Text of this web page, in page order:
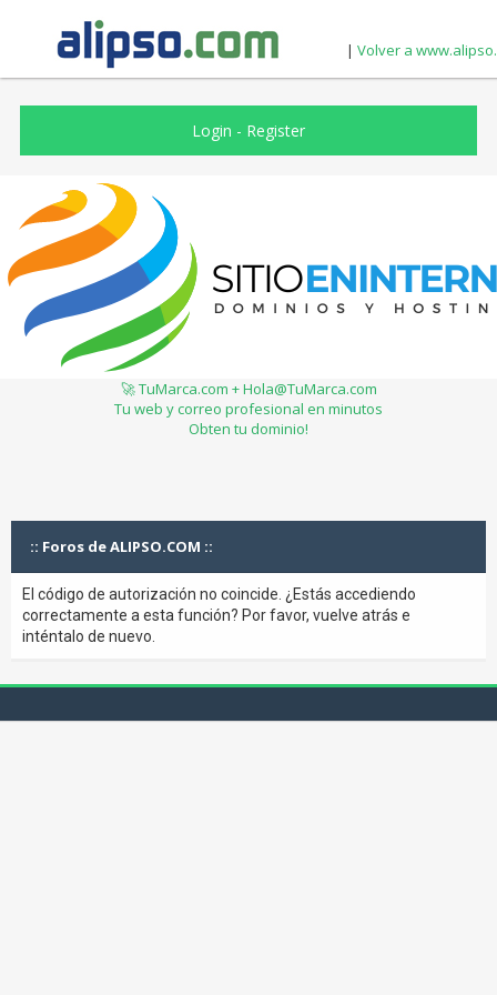
| Volver a
Login - Register
🚀 TuMarca.com + Hola@TuMarca.com
Tu web y correo profesional en minutos
Obten tu dominio!
:: Foros de ALIPSO.COM ::
El código de autorización no coincide. ¿Estás accediendo
correctamente a esta función? Por favor, vuelve atrás e
inténtalo de nuevo.